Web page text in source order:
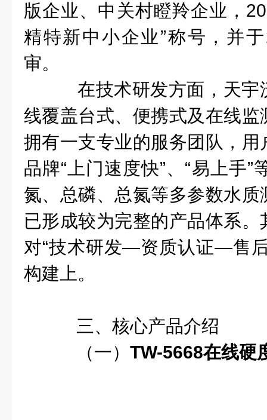
版企业、中关村瞪羚企业，
精特新中小企业”称号，并
审。
在技术研发方面，天宇
线覆盖台式、便携式及在线
拥有一支专业的服务团队，
品牌“上门速度快”、“易上手”
氮、总磷、总氮等多参数水
已形成较为完整的产品体系
对“技术研发—资质认证—售
构建上。
三、核心产品介绍
（一） TW-5668在线硬